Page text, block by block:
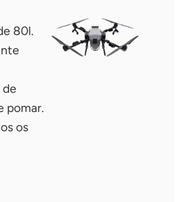
80l.
pomar.
os